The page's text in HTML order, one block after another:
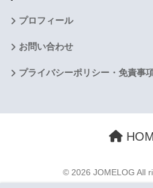
プロフィール
お問い合わせ
プライバシーポリシー・免責事
© 2026 JOMELOG All